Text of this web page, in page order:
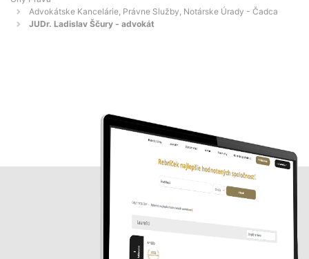
Advokátske Kancelárie, Právne Služby, Notárske Úrady - Čadca
JUDr. Ladislav Ščury - advokát